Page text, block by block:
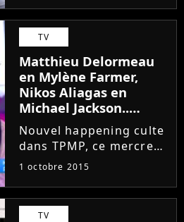
publié sur sa
Conciergerie, le
blogueur assure que le
candidat des Vacances
des Anges All...
TV
Matthieu Delormeau
en Mylène Farmer,
Nikos Aliagas en
Michael Jackson..
séquence délirante
dans TPMP
Nouvel happening culte
dans TPMP, ce mercredi
30 septembre. A
de Patrick Fiori et Nikos
Aliagas dans son
1 octobre 2015
TV